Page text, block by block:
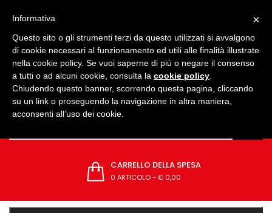
CARRELLO DELLA SPESA
0 ARTICOLO- € 0,00
×
Informativa
Questo sito o gli strumenti terzi da questo utilizzati si avvalgono
di cookie necessari al funzionamento ed utili alle finalità illustrate
nella cookie policy. Se vuoi saperne di più o negare il consenso
a tutti o ad alcuni cookie, consulta la cookie policy
Chiudendo questo banner, scorrendo questa pagina, cliccando
su un link o proseguendo la navigazione in altra maniera,
acconsenti all’uso dei cookie.